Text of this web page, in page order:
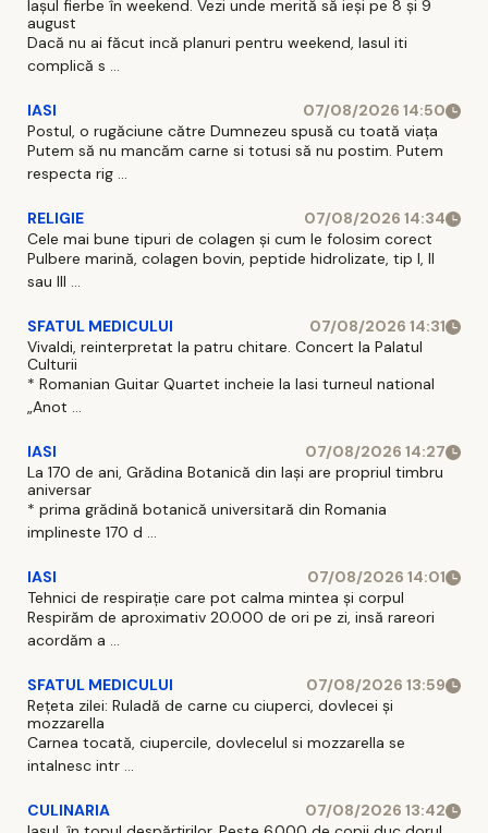
Iașul fierbe în weekend. Vezi unde merită să ieși pe 8 și 9
august
Dacă nu ai făcut incă planuri pentru weekend, Iasul iti
complică s ...
IASI
07/08/2026 14:50
Postul, o rugăciune către Dumnezeu spusă cu toată viața
Putem să nu mancăm carne si totusi să nu postim. Putem
respecta rig ...
RELIGIE
07/08/2026 14:34
Cele mai bune tipuri de colagen și cum le folosim corect
Pulbere marină, colagen bovin, peptide hidrolizate, tip I, II
sau III ...
SFATUL MEDICULUI
07/08/2026 14:31
Vivaldi, reinterpretat la patru chitare. Concert la Palatul
Culturii
* Romanian Guitar Quartet incheie la Iasi turneul national
„Anot ...
IASI
07/08/2026 14:27
La 170 de ani, Grădina Botanică din Iași are propriul timbru
aniversar
* prima grădină botanică universitară din Romania
implineste 170 d ...
IASI
07/08/2026 14:01
Tehnici de respirație care pot calma mintea și corpul
Respirăm de aproximativ 20.000 de ori pe zi, insă rareori
acordăm a ...
SFATUL MEDICULUI
07/08/2026 13:59
Rețeta zilei: Ruladă de carne cu ciuperci, dovlecei și
mozzarella
Carnea tocată, ciupercile, dovlecelul si mozzarella se
intalnesc intr ...
CULINARIA
07/08/2026 13:42